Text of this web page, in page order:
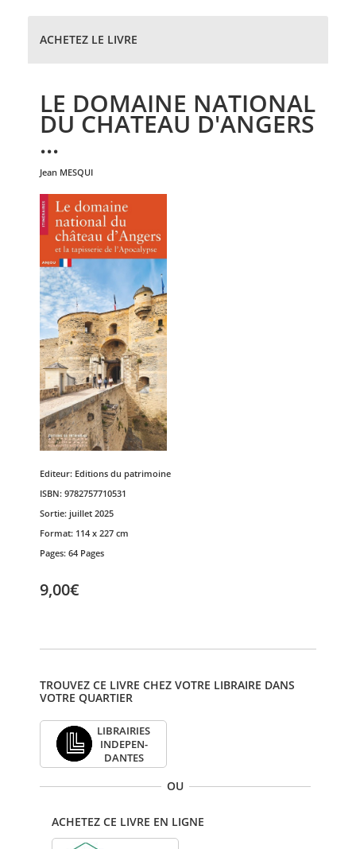
ACHETEZ LE LIVRE
LE DOMAINE NATIONAL
DU CHATEAU D'ANGERS
...
jean MESQUI
Editeur: Editions du patrimoine
ISBN: 9782757710531
Sortie: juillet 2025
Format: 114 x 227 cm
Pages: 64 Pages
9,00€
TROUVEZ CE LIVRE CHEZ VOTRE LIBRAIRE DANS
VOTRE QUARTIER
LIBRAI­RIES
INDE­PEN­
DANTES
OU
ACHETEZ CE LIVRE EN LIGNE